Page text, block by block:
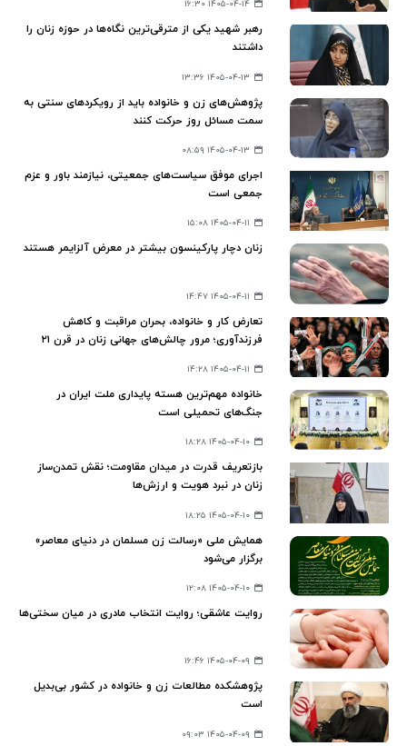
۱۴۰۵-۰۴-۱۴ ۱۶:۳۰
رهبر شهید یکی از مترقی‌ترین‌ نگاه‌ها در حوزه زنان را
داشتند
۱۴۰۵-۰۴-۱۳ ۱۳:۳۶
پژوهش‌های زن و خانواده باید از رویکردهای سنتی به
سمت مسائل روز حرکت کنند
۱۴۰۵-۰۴-۱۳ ۰۸:۵۹
اجرای موفق سیاست‌های جمعیتی، نیازمند باور و عزم
جمعی است
۱۴۰۵-۰۴-۱۱ ۱۵:۰۸
زنان دچار پارکینسون بیشتر در معرض آلزایمر هستند
۱۴۰۵-۰۴-۱۱ ۱۴:۴۷
تعارض کار و خانواده، بحران مراقبت و کاهش
فرزندآوری؛ مرور چالش‌های جهانی زنان در قرن ۲۱
۱۴۰۵-۰۴-۱۱ ۱۴:۲۸
خانواده مهم‌ترین هسته پایداری ملت ایران در
جنگ‌های تحمیلی است
۱۴۰۵-۰۴-۱۰ ۱۸:۲۸
بازتعریف قدرت در میدان مقاومت؛ نقش تمدن‌ساز
زنان در نبرد هویت و ارزش‌ها
۱۴۰۵-۰۴-۱۰ ۱۸:۲۵
همایش ملی «رسالت زن مسلمان در دنیای معاصر»
برگزار می‌شود
۱۴۰۵-۰۴-۱۰ ۱۲:۰۸
روایت عاشقی؛ روایت انتخاب مادری در میان سختی‌ها
۱۴۰۵-۰۴-۰۹ ۱۶:۴۶
پژوهشکده مطالعات زن و خانواده در کشور بی‌بدیل
است
۱۴۰۵-۰۴-۰۹ ۰۹:۰۳